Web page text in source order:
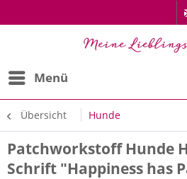
Menü
Übersicht Hunde
Patchworkstoff Hunde
Schrift "Happiness has